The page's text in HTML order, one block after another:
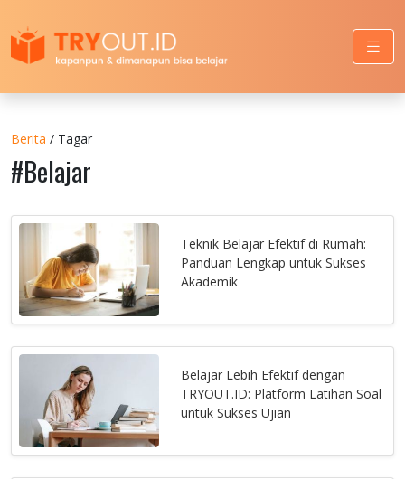
Berita / Tagar
#Belajar
Teknik Belajar Efektif di Rumah:
Panduan Lengkap untuk Sukses
Akademik
Belajar Lebih Efektif dengan
TRYOUT.ID: Platform Latihan Soal
untuk Sukses Ujian